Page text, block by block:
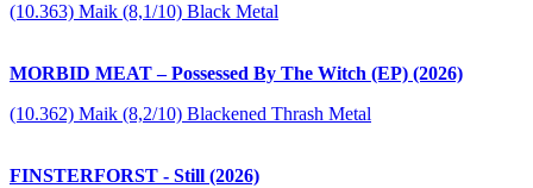
(10.363) Maik (8,1/10) Black Metal
MORBID MEAT – Possessed By The Witch (EP) (2026)
(10.362) Maik (8,2/10) Blackened Thrash Metal
FINSTERFORST - Still (2026)